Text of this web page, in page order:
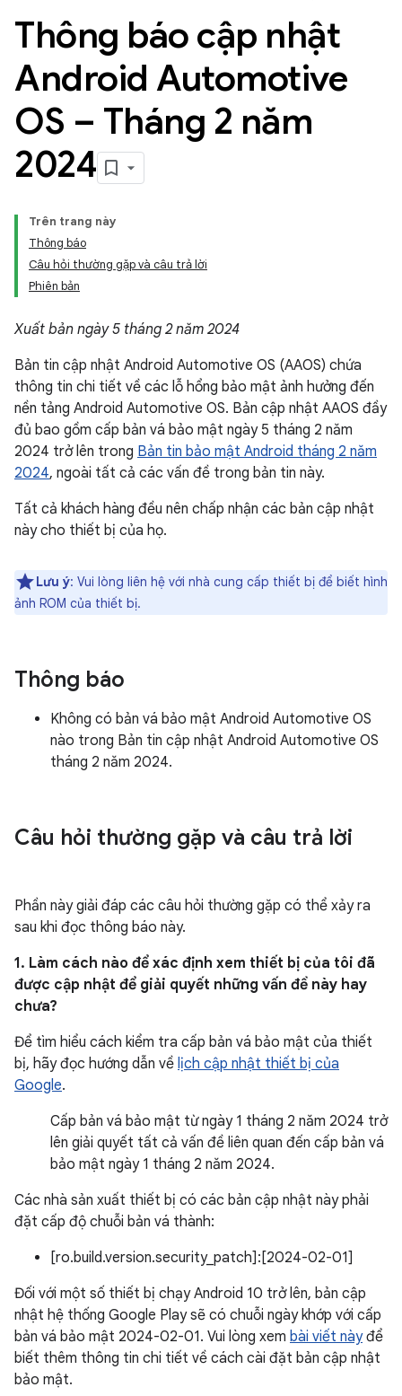
Thông báo cập nhật
Android Automotive
OS – Tháng 2 năm
2024
Trên trang này
Thông báo
Câu hỏi thường gặp và câu trả lời
Phiên bản
Xuất bản ngày 5 tháng 2 năm 2024
Bản tin cập nhật Android Automotive OS (AAOS) chứa
thông tin chi tiết về các lỗ hổng bảo mật ảnh hưởng đến
nền tảng Android Automotive OS. Bản cập nhật AAOS đầy
đủ bao gồm cấp bản vá bảo mật ngày 5 tháng 2 năm
2024 trở lên trong Bản tin bảo mật Android tháng 2 năm
2024, ngoài tất cả các vấn đề trong bản tin này.
Tất cả khách hàng đều nên chấp nhận các bản cập nhật
này cho thiết bị của họ.
Lưu ý: Vui lòng liên hệ với nhà cung cấp thiết bị để biết hình
ảnh ROM của thiết bị.
Thông báo
Không có bản vá bảo mật Android Automotive OS
nào trong Bản tin cập nhật Android Automotive OS
tháng 2 năm 2024.
Câu hỏi thường gặp và câu trả lời
Phần này giải đáp các câu hỏi thường gặp có thể xảy ra
sau khi đọc thông báo này.
1. Làm cách nào để xác định xem thiết bị của tôi đã
được cập nhật để giải quyết những vấn đề này hay
chưa?
Để tìm hiểu cách kiểm tra cấp bản vá bảo mật của thiết
bị, hãy đọc hướng dẫn về lịch cập nhật thiết bị của
Google.
Cấp bản vá bảo mật từ ngày 1 tháng 2 năm 2024 trở
lên giải quyết tất cả vấn đề liên quan đến cấp bản vá
bảo mật ngày 1 tháng 2 năm 2024.
Các nhà sản xuất thiết bị có các bản cập nhật này phải
đặt cấp độ chuỗi bản vá thành:
[ro.build.version.security_patch]:[2024-02-01]
Đối với một số thiết bị chạy Android 10 trở lên, bản cập
nhật hệ thống Google Play sẽ có chuỗi ngày khớp với cấp
bản vá bảo mật 2024-02-01. Vui lòng xem bài viết nàyđể
biết thêm thông tin chi tiết về cách cài đặt bản cập nhật
bảo mật.